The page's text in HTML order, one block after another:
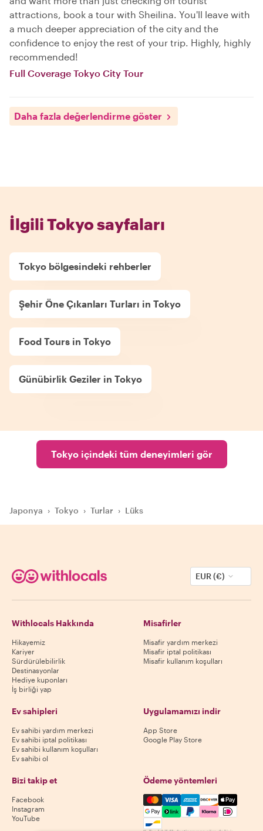
attractions, book a tour with Sheilina. You'll leave with
a much deeper appreciation of the city and the
confidence to enjoy the rest of your trip. Highly, highly
recommended!
Full Coverage Tokyo City Tour
Daha fazla değerlendirme göster
İlgili Tokyo sayfaları
Tokyo bölgesindeki rehberler
Şehir Öne Çıkanları Turları in Tokyo
Food Tours in Tokyo
Günübirlik Geziler in Tokyo
Tokyo içindeki tüm deneyimleri gör
Japonya › Tokyo › Turlar › Lüks
EUR (€)
Withlocals Hakkında
Hikayemiz
Kariyer
Sürdürülebilirlik
Destinasyonlar
Hediye kuponları
İş birliği yap
Misafirler
Misafir yardım merkezi
Misafir iptal politikası
Misafir kullanım koşulları
Ev sahipleri
Ev sahibi yardım merkezi
Ev sahibi iptal politikası
Ev sahibi kullanım koşulları
Ev sahibi ol
Uygulamamızı indir
App Store
Google Play Store
Bizi takip et
Facebook
Instagram
YouTube
Ödeme yöntemleri
Mastercard, Visa, Amex,